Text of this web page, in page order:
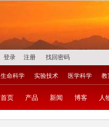
找回密码
登录 注册
生命科学 实验技术 医学科学 教
首页 产品 新闻 博客 人